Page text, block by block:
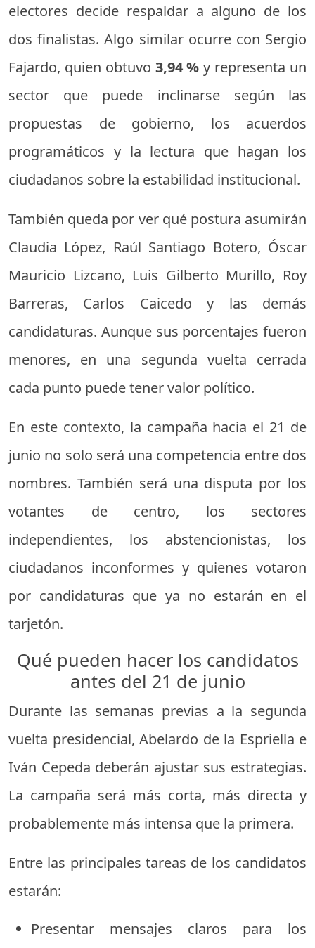
electores decide respaldar a alguno de los
dos finalistas. Algo similar ocurre con Sergio
Fajardo, quien obtuvo 3,94 % y representa un
sector que puede inclinarse según las
propuestas de gobierno, los acuerdos
programáticos y la lectura que hagan los
ciudadanos sobre la estabilidad institucional.
También queda por ver qué postura asumirán
Claudia López, Raúl Santiago Botero, Óscar
Mauricio Lizcano, Luis Gilberto Murillo, Roy
Barreras, Carlos Caicedo y las demás
candidaturas. Aunque sus porcentajes fueron
menores, en una segunda vuelta cerrada
cada punto puede tener valor político.
En este contexto, la campaña hacia el 21 de
junio no solo será una competencia entre dos
nombres. También será una disputa por los
votantes de centro, los sectores
independientes, los abstencionistas, los
ciudadanos inconformes y quienes votaron
por candidaturas que ya no estarán en el
tarjetón.
Qué pueden hacer los candidatos
antes del 21 de junio
Durante las semanas previas a la segunda
vuelta presidencial, Abelardo de la Espriella e
Iván Cepeda deberán ajustar sus estrategias.
La campaña será más corta, más directa y
probablemente más intensa que la primera.
Entre las principales tareas de los candidatos
estarán:
Presentar mensajes claros para los